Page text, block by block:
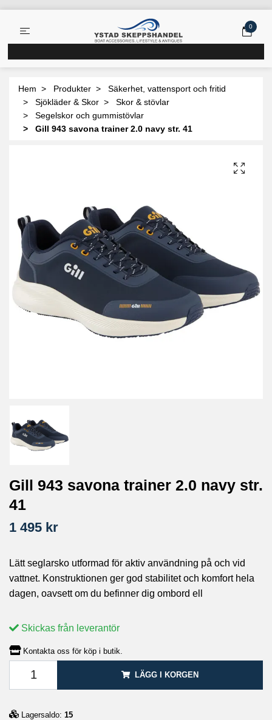
0
Hem Produkter
Säkerhet, vattensport och fritid
Sjökläder & Skor
Skor & stövlar
Segelskor och gummistövlar
Gill 943 savona trainer 2.0 navy str. 41
Gill 943 savona trainer 2.0 navy str.
41
1 495 kr
Lätt seglarsko utformad för aktiv användning på och vid
vattnet. Konstruktionen ger god stabilitet och komfort hela
dagen, oavsett om du befinner dig ombord ell
Skickas från leverantör
Kontakta oss för köp i butik.
LÄGG I KORGEN
Lagersaldo: 15